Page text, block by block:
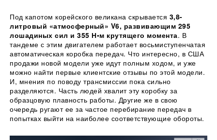
Под капотом корейского великана скрывается 3,8-
литровый «атмосферный» V6, развивающим 295
лошадиных сил и 355 Н•м крутящего момента. В
тандеме с этим двигателем работает восьмиступенчатая
автоматическая коробка передач. Что интересно, в США
продажи новой модели уже идут полным ходом, и уже
можно найти первые клиентские отзывы по этой модели.
И, мнения по поводу трансмиссии пока сильно
разделяются. Часть людей хвалит эту коробку за
образцовую плавность работы. Другие же в свою
очередь ругают ее за частое перебирание передач в
попытках выйти на наиболее соответствующие обороты.